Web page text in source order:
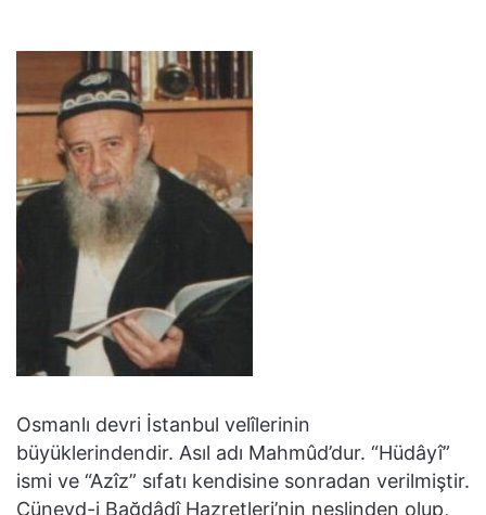
Osmanlı devri İstanbul velîlerinin
büyüklerindendir. Asıl adı Mahmûd’dur. “Hüdâyî”
ismi ve “Azîz” sıfatı kendisine sonradan verilmiştir.
Cüneyd-i Bağdâdî Hazretleri’nin neslinden olup,